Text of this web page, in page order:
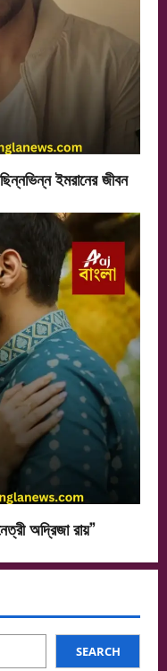
ইমরানের জীবন
অদ্রিজা রায়”
SEARCH